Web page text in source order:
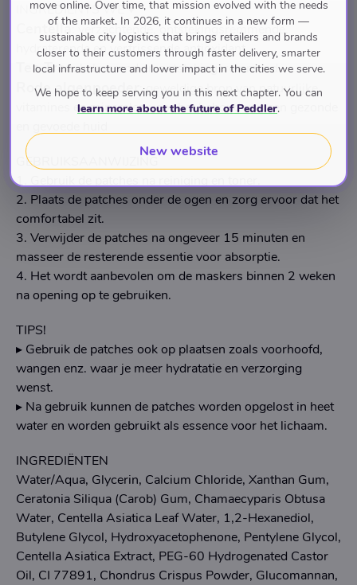
INGREDIENTS WE ♥
Centella: verzachtende, ontstekingsremmende,
hydraterende en verfrissende antioxidant
Tea Tree: kalmerend en ontstekingsremmend
Rode algenpoeder: geweldige bron van natuurlijke
vitamines en mineralen voor het behoud van een gezonde
GEBRUIKSAANWIJZING
1. Gebruik de patches na reiniging en toner.
2. Plaats de patches onder de ogen en zorg ervoor dat het
comfortabel zit.
3. Verwijder de patches na ongeveer 15 minuten en
masseer de resterende essentie voor absorptie.
4. Het wordt aanbevolen om de maskers binnen 2 weken
na opening op te gebruiken.
TIPS!
▸ Gebruik de patches ook op plaatsen zoals voorhoofd,
wangen enz. waar je meer hydratatie en verzorging
wenst.
▸ Na gebruik kunnen de patches worden opgelost in heet
water en worden gebruikt als essence voor het lichaam.
INGREDIËNTEN
Water/Aqua, Glycerin, Calcium Chloride, Xanthan Gum,
Ceratonia Siliqua (Carob) Gum, Chamaecyparis Obtusa
Water, Centella Asiatica Leaf Water, 1,2-Hexanediol,
Butylene Glycol, Hydroxyacetophenone, Pentylene Glycol,
Centella Asiatica Extract, PEG-60 Hydrogenated Castor
Oil, CI 77891, Chondrus Crispus Powder, Glucomannan,
move online. Over time, that mission evolved with the needs
of the market. In 2026, it continues in a new form —
sustainable city logistics that brings retailers and brands
closer to their customers through faster delivery, smarter
local infrastructure and lower impact in the cities we serve.
We hope to keep serving you in this next chapter. You can
learn more about the future of Peddler.
New website